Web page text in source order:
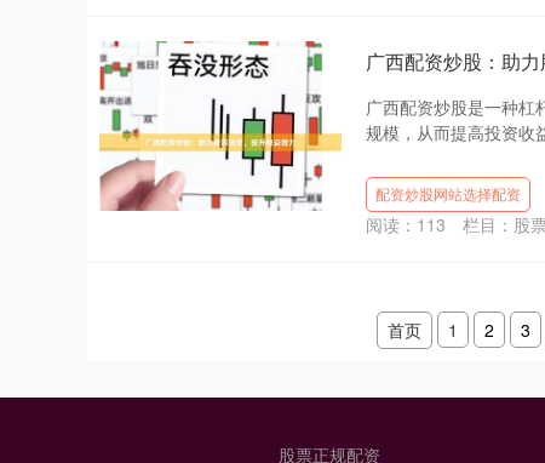
广西配资炒股：助
广西配资炒股是一种杠
规模，从而提高投资收
配资炒股网站选择配资
阅读： 113 栏目： 股
首页 1 2 3
股票正规配资